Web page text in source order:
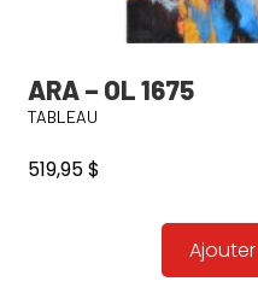
ARA – OL 1675
TABLEAU
519,95$